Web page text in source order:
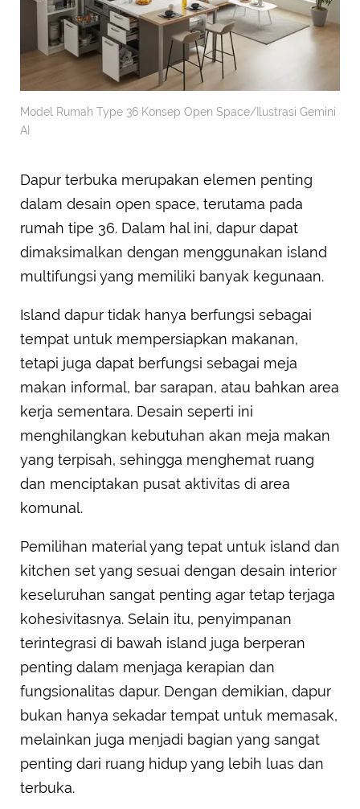
Model Rumah Type 36 Konsep Open Space/Ilustrasi Gemini
AI
Dapur terbuka merupakan elemen penting
dalam desain open space, terutama pada
rumah tipe 36. Dalam hal ini, dapur dapat
dimaksimalkan dengan menggunakan island
multifungsi yang memiliki banyak kegunaan.
Island dapur tidak hanya berfungsi sebagai
tempat untuk mempersiapkan makanan,
tetapi juga dapat berfungsi sebagai meja
makan informal, bar sarapan, atau bahkan area
kerja sementara. Desain seperti ini
menghilangkan kebutuhan akan meja makan
yang terpisah, sehingga menghemat ruang
dan menciptakan pusat aktivitas di area
komunal.
Pemilihan material yang tepat untuk island dan
kitchen set yang sesuai dengan desain interior
keseluruhan sangat penting agar tetap terjaga
kohesivitasnya. Selain itu, penyimpanan
terintegrasi di bawah island juga berperan
penting dalam menjaga kerapian dan
fungsionalitas dapur. Dengan demikian, dapur
bukan hanya sekadar tempat untuk memasak,
melainkan juga menjadi bagian yang sangat
penting dari ruang hidup yang lebih luas dan
terbuka.